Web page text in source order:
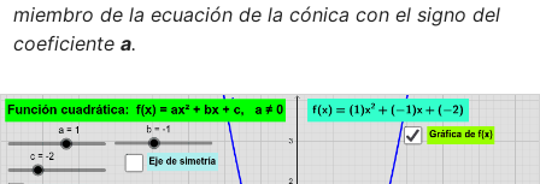
miembro de la ecuación de la cónica con el signo del
coeficiente a.